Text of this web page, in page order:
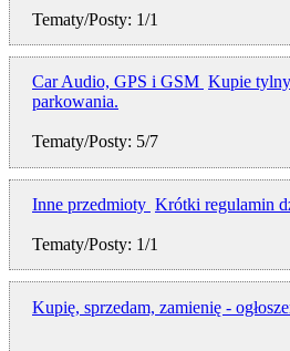
Tematy/Posty: 1/1
Car Audio, GPS i GSM Kupie
parkowania.
Tematy/Posty: 5/7
Inne przedmioty Krótki regulamin
Tematy/Posty: 1/1
Kupię, sprzedam, zamienię -